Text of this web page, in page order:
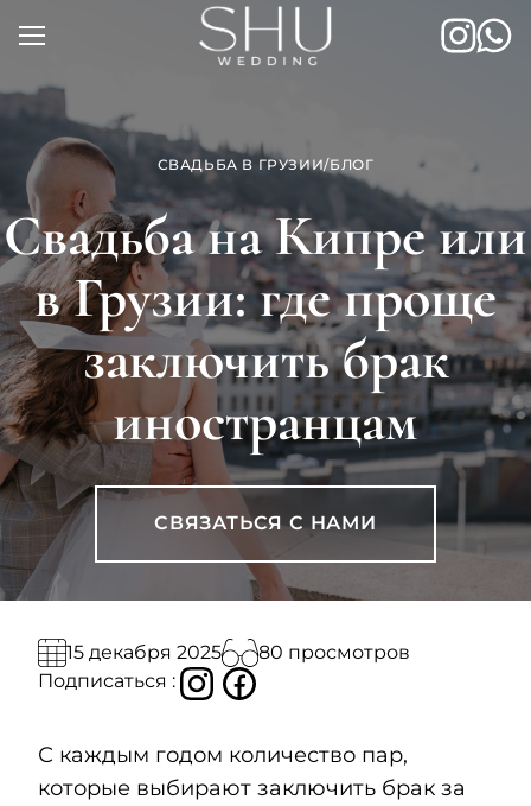
СВАДЬБА В ГРУЗИИ/БЛОГ
Свадьба на Кипре или
в Грузии: где проще
заключить брак
иностранцам
СВЯЗАТЬСЯ С НАМИ
15 декабря 2025
80 просмотров
Подписаться :
С каждым годом количество пар,
которые выбирают заключить брак за